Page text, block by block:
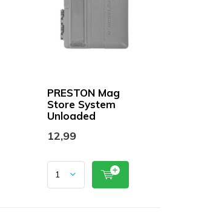
PRESTON Mag
Store System
Unloaded
12,99